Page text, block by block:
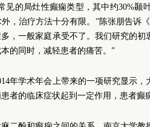
见的局灶性癫痫类型，其中约30%颞
，治疗方法十分有限。”陈张朋告诉
，一般家庭承受不了。我们研究的
的同时，减轻患者的痛苦。”
年学术年会上带来的一项研究显示
者的临床症状起到一定作用，患者癫